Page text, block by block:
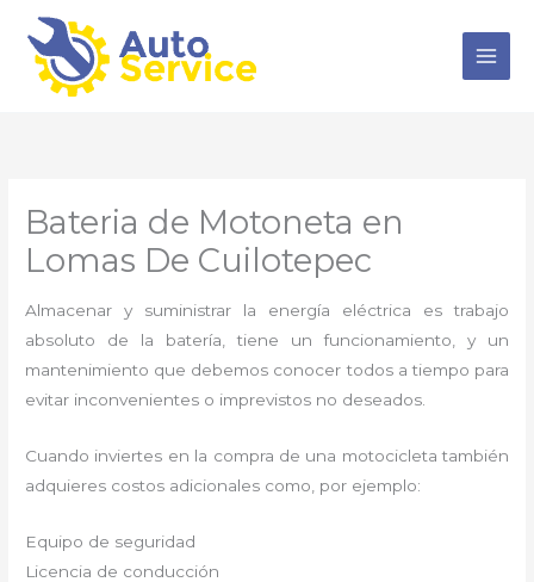
contenido
Bateria de Motoneta en
Lomas De Cuilotepec
Almacenar y suministrar la energía eléctrica es trabajo
absoluto de la batería, tiene un funcionamiento, y un
mantenimiento que debemos conocer todos a tiempo para
evitar inconvenientes o imprevistos no deseados.
Cuando inviertes en la compra de una motocicleta también
adquieres costos adicionales como, por ejemplo:
Equipo de seguridad
Licencia de conducción